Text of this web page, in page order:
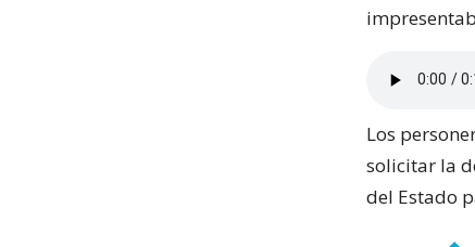
Los
solicitar la
del Estado